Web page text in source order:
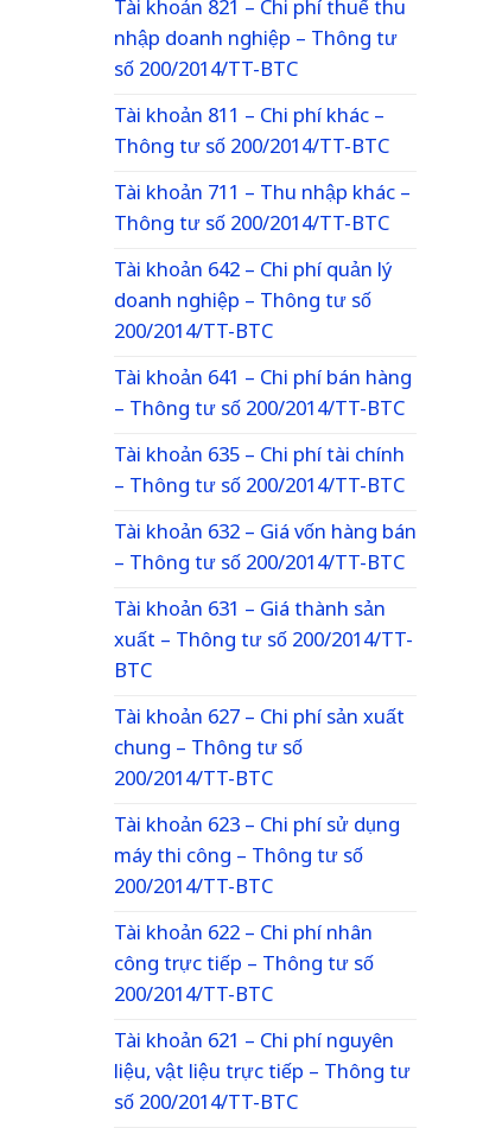
Tài khoản 821 – Chi phí thuế thu
nhập doanh nghiệp – Thông tư
số 200/2014/TT-BTC
Tài khoản 811 – Chi phí khác –
Thông tư số 200/2014/TT-BTC
Tài khoản 711 – Thu nhập khác –
Thông tư số 200/2014/TT-BTC
Tài khoản 642 – Chi phí quản lý
doanh nghiệp – Thông tư số
200/2014/TT-BTC
Tài khoản 641 – Chi phí bán hàng
– Thông tư số 200/2014/TT-BTC
Tài khoản 635 – Chi phí tài chính
– Thông tư số 200/2014/TT-BTC
Tài khoản 632 – Giá vốn hàng bán
– Thông tư số 200/2014/TT-BTC
Tài khoản 631 – Giá thành sản
xuất – Thông tư số 200/2014/TT-
BTC
Tài khoản 627 – Chi phí sản xuất
chung – Thông tư số
200/2014/TT-BTC
Tài khoản 623 – Chi phí sử dụng
máy thi công – Thông tư số
200/2014/TT-BTC
Tài khoản 622 – Chi phí nhân
công trực tiếp – Thông tư số
200/2014/TT-BTC
Tài khoản 621 – Chi phí nguyên
liệu, vật liệu trực tiếp – Thông tư
số 200/2014/TT-BTC